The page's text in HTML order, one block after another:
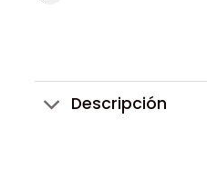
Descripción